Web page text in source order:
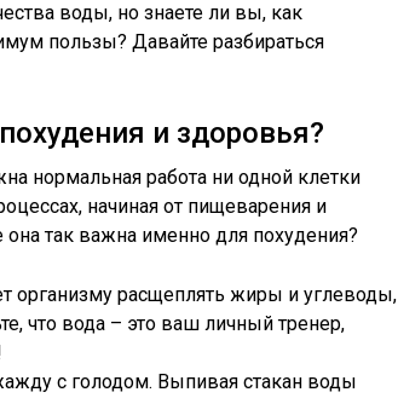
воды, но знаете ли вы, как
пользы? Давайте разбираться
и здоровья?
нормальная работа ни одной клетки
начиная от пищеварения и
так важна именно для похудения?
организму расщеплять жиры и углеводы,
что вода – это ваш личный тренер,
с голодом. Выпивая стакан воды